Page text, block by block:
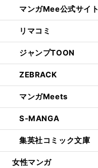
マンガMee公式サイト
リマコミ
ジャンプTOON
ZEBRACK
マンガMeets
S-MANGA
集英社コミック文庫
女性マンガ